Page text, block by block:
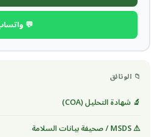
💬
📁 الوثائق
🔬 شهادة التحليل (COA)
⚠️ MSDS / صحيفة بيانات السلامة